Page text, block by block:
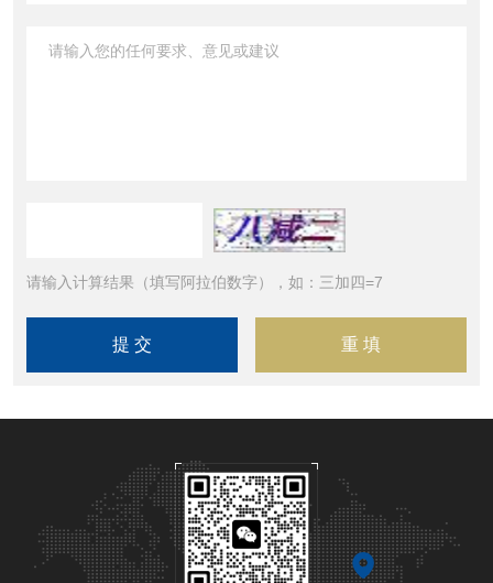
请输入计算结果（填写阿拉伯数字），如：三加四=7